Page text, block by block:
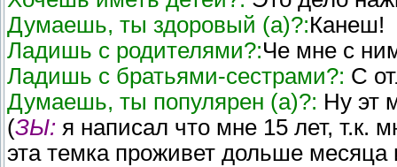
Думаешь, ты здоровый (a)?:Канеш!
Ладишь с родителями?:Че мне с
Ладишь с братьями-сестрами?: С
Думаешь, ты популярен (a)?: Ну эт
(ЗЫ: я написал что мне 15 лет, т.к.
эта темка проживет дольше месяца